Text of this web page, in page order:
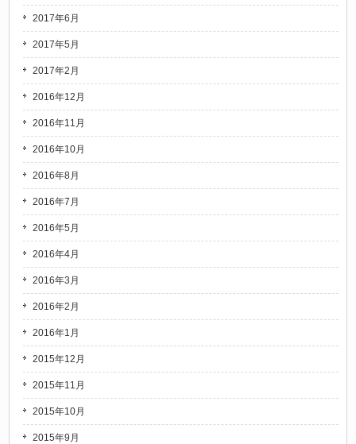
2017年6月
2017年5月
2017年2月
2016年12月
2016年11月
2016年10月
2016年8月
2016年7月
2016年5月
2016年4月
2016年3月
2016年2月
2016年1月
2015年12月
2015年11月
2015年10月
2015年9月